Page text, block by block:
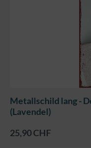
Metallschild lang -
(Lavendel)
25,90 CHF